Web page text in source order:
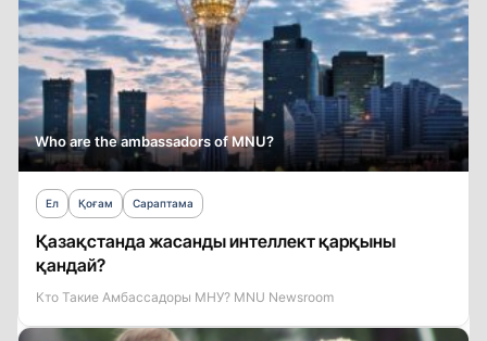
Who are the ambassadors of MNU?
Ел Қоғам Сараптама
Қазақстанда жасанды интеллект қарқыны
қандай?
Кто Такие Амбассадоры МНУ? MNU Newsroom